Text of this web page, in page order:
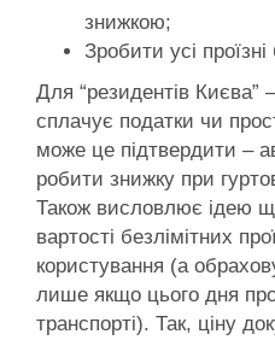
знижкою;
Зробити усі
Для “резидентів Києва”
сплачує податки чи
може це підтвердити –
робити знижку при
Також висловлює ідею
вартості безлімітних
користування (а
лише якщо цього дня
транспорті). Так, ціну